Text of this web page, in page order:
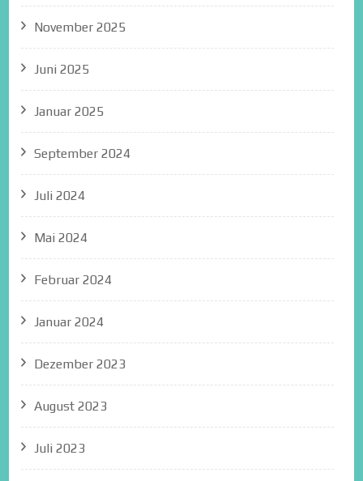
November 2025
Juni 2025
Januar 2025
September 2024
Juli 2024
Mai 2024
Februar 2024
Januar 2024
Dezember 2023
August 2023
Juli 2023